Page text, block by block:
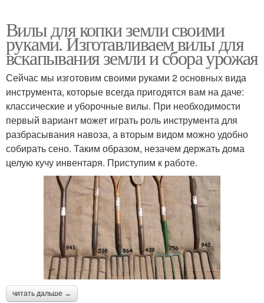
Вилы для копки земли своими
руками. Изготавливаем вилы для
вскапывания земли и сбора урожая
Сейчас мы изготовим своими руками 2 основных вида
инструмента, которые всегда пригодятся вам на даче:
классические и уборочные вилы. При необходимости
первый вариант может играть роль инструмента для
разбрасывания навоза, а вторым видом можно удобно
собирать сено. Таким образом, незачем держать дома
целую кучу инвентаря. Приступим к работе.
читать дальше →